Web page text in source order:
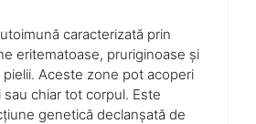
caracterizată prin
eritematoase, pruriginoase și
Aceste zone pot acoperi
chiar tot corpul. Este
genetică declanșată de